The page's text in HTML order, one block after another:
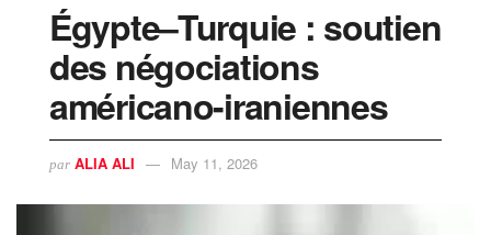
Égypte–Turquie : soutien
des négociations
américano-iraniennes
par ALIA ALI May 11, 2026